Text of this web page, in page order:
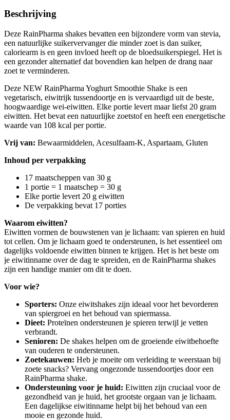
Beschrijving
Deze RainPharma shakes bevatten een bijzondere vorm van stevia,
een natuurlijke suikervervanger die minder zoet is dan suiker,
caloriearm is en geen invloed heeft op de bloedsuikerspiegel. Het is
een gezonder alternatief dat bovendien kan helpen de drang naar
zoet te verminderen.
Deze NEW RainPharma Yoghurt Smoothie Shake is een
vegetarisch, eiwitrijk tussendoortje en is vervaardigd uit de beste,
hoogwaardige wei-eiwitten. Elke portie levert maar liefst 20 gram
eiwitten. Het bevat een natuurlijke zoetstof en heeft een energetische
waarde van 108 kcal per portie.
Vrij van: Bewaarmiddelen, Acesulfaam-K, Aspartaam, Gluten
Inhoud per verpakking
17 maatscheppen van 30 g
1 portie = 1 maatschep = 30 g
Elke portie levert 20 g eiwitten
De verpakking bevat 17 porties
Waarom eiwitten?
Eiwitten vormen de bouwstenen van je lichaam: van spieren en huid
tot cellen. Om je lichaam goed te ondersteunen, is het essentieel om
dagelijks voldoende eiwitten binnen te krijgen. Het is het beste om
je eiwitinname over de dag te spreiden, en de RainPharma shakes
zijn een handige manier om dit te doen.
Voor wie?
Sporters: Onze eiwitshakes zijn ideaal voor het bevorderen
van spiergroei en het behoud van spiermassa.
Dieet: Proteïnen ondersteunen je spieren terwijl je vetten
verbrandt.
Senioren: De shakes helpen om de groeiende eiwitbehoefte
van ouderen te ondersteunen.
Zoetekauwen: Heb je moeite om verleiding te weerstaan bij
zoete snacks? Vervang ongezonde tussendoortjes door een
RainPharma shake.
Ondersteuning voor je huid: Eiwitten zijn cruciaal voor de
gezondheid van je huid, het grootste orgaan van je lichaam.
Een dagelijkse eiwitinname helpt bij het behoud van een
mooie en gezonde huid.